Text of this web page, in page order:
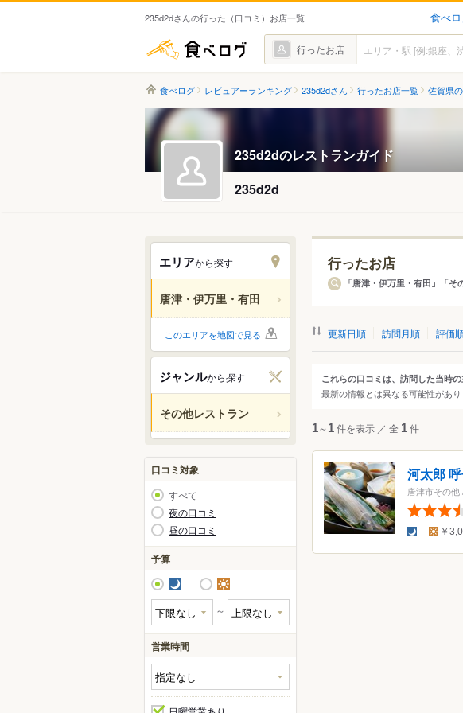
235d2dさんの行った（口コミ）お店一覧 食べ
食べログ 行ったお店
食べログ レビュアーランキング 235d2dさん 行ったお店一覧 佐賀県
235d2dのレストランガイド
235d2d
エリアから探す
唐津・伊万里・有田
エリアから探す
唐津・呼子
伊万里・有田
このエリアを地図で見る
ジャンルから探す
その他レストラン
ジャンルから探す
すべて レストラン
レストラン・食堂
創作料理・イノベーティブ
オーガニック・薬膳
弁当・おにぎり・惣菜
肉料理
口コミ対象
すべて
夜の口コミ
昼の口コミ
予算
夜 昼
～
営業時間
行ったお店
「唐津・伊万里・有田」「
更新日順 訪問月順 評価
これらの口コミは、訪問した当時
最新の情報とは異なる可能性があ
1～1件を表示 ／ 全 1件
河太郎
唐津市その他
夜- 昼 ￥